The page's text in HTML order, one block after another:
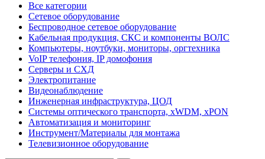
Все категории
Сетевое оборудование
Беспроводное сетевое оборудование
Кабельная продукция, СКС и компоненты ВОЛС
Компьютеры, ноутбуки, мониторы, оргтехника
VoIP телефония, IP домофония
Серверы и СХД
Электропитание
Видеонаблюдение
Инженерная инфраструктура, ЦОД
Системы оптического транспорта, xWDM, xPON
Автоматизация и мониторинг
Инструмент/Материалы для монтажа
Телевизионное оборудование